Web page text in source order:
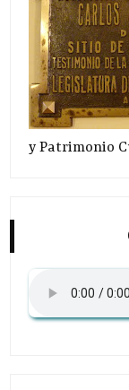
y Patrimonio